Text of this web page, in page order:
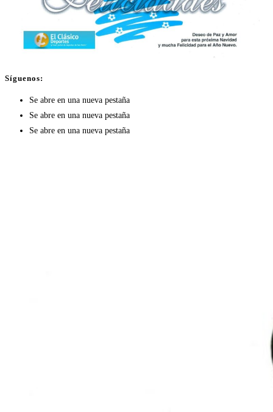
Síguenos:
Se abre en una nueva pestaña
Se abre en una nueva pestaña
Se abre en una nueva pestaña